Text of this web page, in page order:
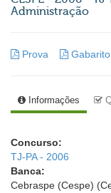
Administração
Prova Gabarito
Informações
Concurso:
TJ-PA - 2006
Banca:
Cebraspe (Cespe)